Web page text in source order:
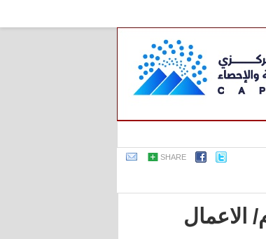
SHARE
الاعمال